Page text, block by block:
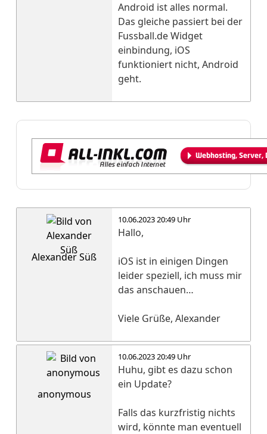
Android ist alles normal.
Das gleiche passiert bei der
Fussball.de Widget
einbindung, iOS
funktioniert nicht, Android
geht.
Alexander Süß
10.06.2023 20:49 Uhr
Hallo,
iOS ist in einigen Dingen
leider speziell, ich muss mir
das anschauen…
Viele Grüße, Alexander
anonymous
10.06.2023 20:49 Uhr
Huhu, gibt es dazu schon
ein Update?
Falls das kurzfristig nichts
wird, könnte man eventuell